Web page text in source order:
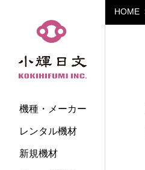
小輝日文
機種・メーカー
レンタル機材
新規機材
HOME